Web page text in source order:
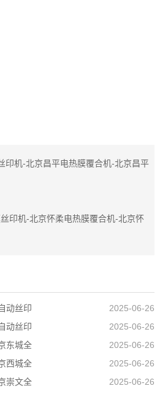
印机-北京昌平电热膜覆合机-北京昌平
印机-北京怀柔电热膜覆合机-北京怀
动丝印
2025-06-26
动丝印
2025-06-26
东城全
2025-06-26
西城全
2025-06-26
崇文全
2025-06-26